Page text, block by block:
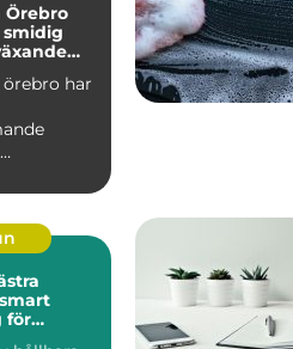
har
för